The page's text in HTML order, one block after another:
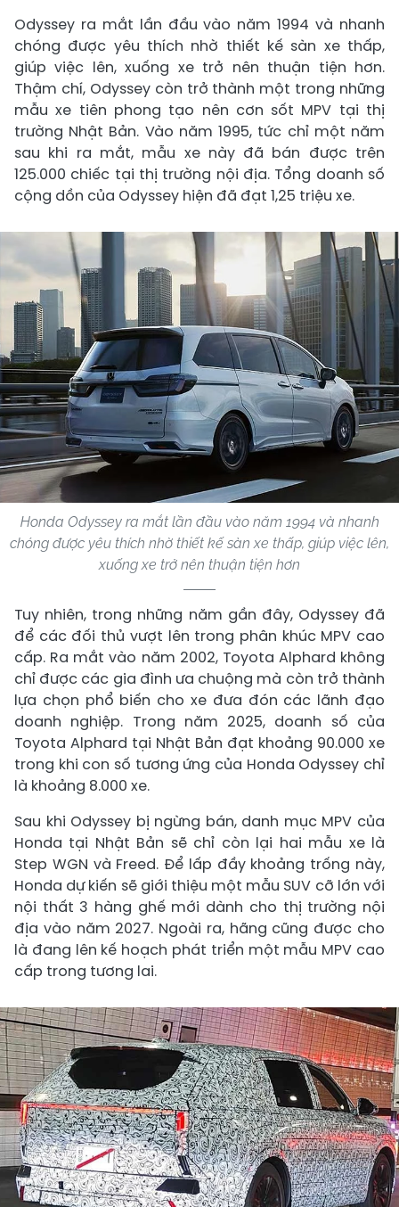
Odyssey ra mắt lần đầu vào năm 1994 và nhanh
chóng được yêu thích nhờ thiết kế sàn xe thấp,
giúp việc lên, xuống xe trở nên thuận tiện hơn.
Thậm chí, Odyssey còn trở thành một trong những
mẫu xe tiên phong tạo nên cơn sốt MPV tại thị
trường Nhật Bản. Vào năm 1995, tức chỉ một năm
sau khi ra mắt, mẫu xe này đã bán được trên
125.000 chiếc tại thị trường nội địa. Tổng doanh số
cộng dồn của Odyssey hiện đã đạt 1,25 triệu xe.
Honda Odyssey ra mắt lần đầu vào năm 1994 và nhanh
chóng được yêu thích nhờ thiết kế sàn xe thấp, giúp việc lên,
xuống xe trở nên thuận tiện hơn
Tuy nhiên, trong những năm gần đây, Odyssey đã
để các đối thủ vượt lên trong phân khúc MPV cao
cấp. Ra mắt vào năm 2002, Toyota Alphard không
chỉ được các gia đình ưa chuộng mà còn trở thành
lựa chọn phổ biến cho xe đưa đón các lãnh đạo
doanh nghiệp. Trong năm 2025, doanh số của
Toyota Alphard tại Nhật Bản đạt khoảng 90.000 xe
trong khi con số tương ứng của Honda Odyssey chỉ
là khoảng 8.000 xe.
Sau khi Odyssey bị ngừng bán, danh mục MPV của
Honda tại Nhật Bản sẽ chỉ còn lại hai mẫu xe là
Step WGN và Freed. Để lấp đầy khoảng trống này,
Honda dự kiến sẽ giới thiệu một mẫu SUV cỡ lớn với
nội thất 3 hàng ghế mới dành cho thị trường nội
địa vào năm 2027. Ngoài ra, hãng cũng được cho
là đang lên kế hoạch phát triển một mẫu MPV cao
cấp trong tương lai.